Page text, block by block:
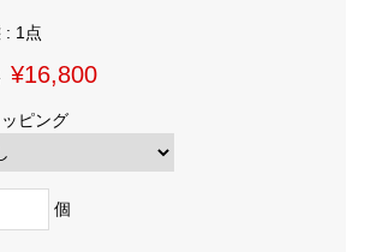
: 1点
¥16,800
ピング
個